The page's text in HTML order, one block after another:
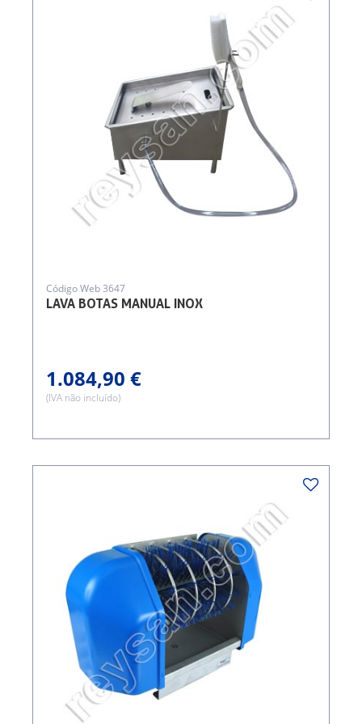
LAVA BOTAS MANUAL INOX
Código Web 3647
1.084,90 €
(IVA não incluído)